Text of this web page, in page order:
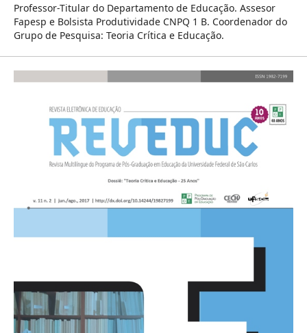
Professor-Titular do Departamento de Educação. Assesor
Fapesp e Bolsista Produtividade CNPQ 1 B. Coordenador do
Grupo de Pesquisa: Teoria Crítica e Educação.